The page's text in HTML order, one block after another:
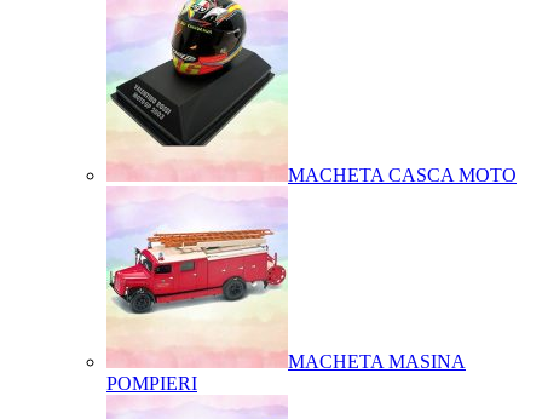
MACHETA CASCA MOTO
MACHETA MASINA
POMPIERI